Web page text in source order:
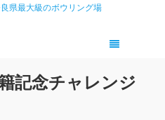
記念チャレンジ